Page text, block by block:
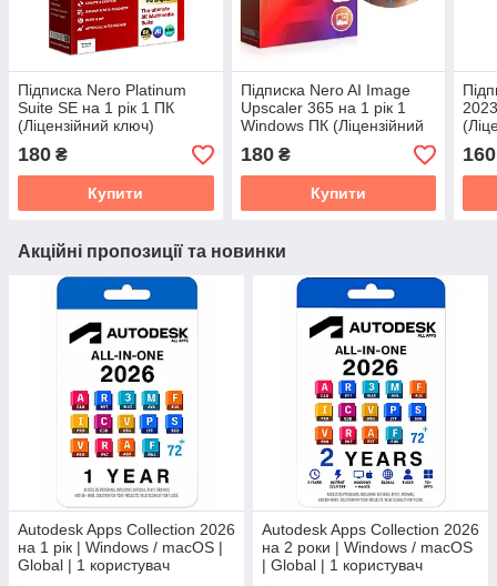
Підписка Nero Platinum
Suite SE на 1 рік 1 ПК
(Ліцензійний ключ)
180 ₴
Купити
Підписка Nero AI Image
Upscaler 365 на 1 рік 1
Windows ПК (Ліцензійний
ключ)
180₴
Купити
160
Акційні пропозиції та новинки
Autodesk Apps Collection 2026
на 1 рік | Windows / macOS |
Global | 1 користувач
Autodesk Apps Collection 2026
на 2 роки | Windows / macOS
| Global | 1 користувач